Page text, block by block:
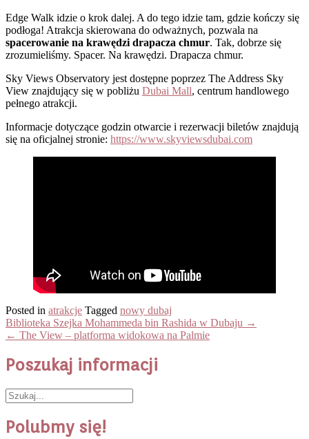
Edge Walk idzie o krok dalej. A do tego idzie tam, gdzie kończy się
podłoga! Atrakcja skierowana do odważnych, pozwala na
spacerowanie na krawędzi drapacza chmur. Tak, dobrze się
zrozumieliśmy. Spacer. Na krawędzi. Drapacza chmur.
Sky Views Observatory jest dostępne poprzez The Address Sky
View znajdujący się w pobliżu Dubai Mall, centrum handlowego
pełnego atrakcji.
Informacje dotyczące godzin otwarcie i rezerwacji biletów znajdują
się na oficjalnej stronie: https://www.skyviewsdubai.com
Posted in atrakcje Tagged nowy dubaj
Post
navigation
Biblioteka Szejka Mohammeda bin Rashida w Dubaju →
← The View – platforma widokowa na Palmie
Poszukaj informacji
Polubmy się!